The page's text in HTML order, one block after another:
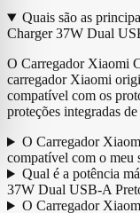
Quais são as
Charger 37W Dual
O Carregador Xiaomi
carregador Xiaomi
compatível com os
proteções integradas
O Carregador
compatível com o meu
Qual é a potência
37W Dual USB-A
O Carregador